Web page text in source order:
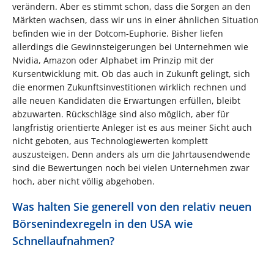
verändern. Aber es stimmt schon, dass die Sorgen an den
Märkten wachsen, dass wir uns in einer ähnlichen Situation
befinden wie in der Dotcom-Euphorie. Bisher liefen
allerdings die Gewinnsteigerungen bei Unternehmen wie
Nvidia, Amazon oder Alphabet im Prinzip mit der
Kursentwicklung mit. Ob das auch in Zukunft gelingt, sich
die enormen Zukunftsinvestitionen wirklich rechnen und
alle neuen Kandidaten die Erwartungen erfüllen, bleibt
abzuwarten. Rückschläge sind also möglich, aber für
langfristig orientierte Anleger ist es aus meiner Sicht auch
nicht geboten, aus Technologiewerten komplett
auszusteigen. Denn anders als um die Jahrtausendwende
sind die Bewertungen noch bei vielen Unternehmen zwar
hoch, aber nicht völlig abgehoben.
Was halten Sie generell von den relativ neuen
Börsenindexregeln in den USA wie
Schnellaufnahmen?